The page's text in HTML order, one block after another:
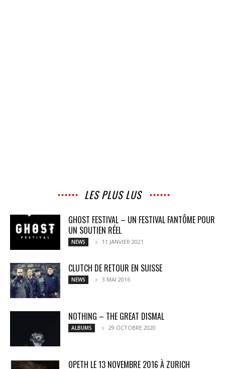
LES PLUS LUS
GHOST FESTIVAL – UN FESTIVAL FANTÔME POUR
UN SOUTIEN RÉEL
NEWS 11 JANVIER 2021
CLUTCH DE RETOUR EN SUISSE
NEWS 3 MAI 2016
NOTHING – THE GREAT DISMAL
ALBUMS 29 OCTOBRE 2020
OPETH LE 13 NOVEMBRE 2016 À ZURICH